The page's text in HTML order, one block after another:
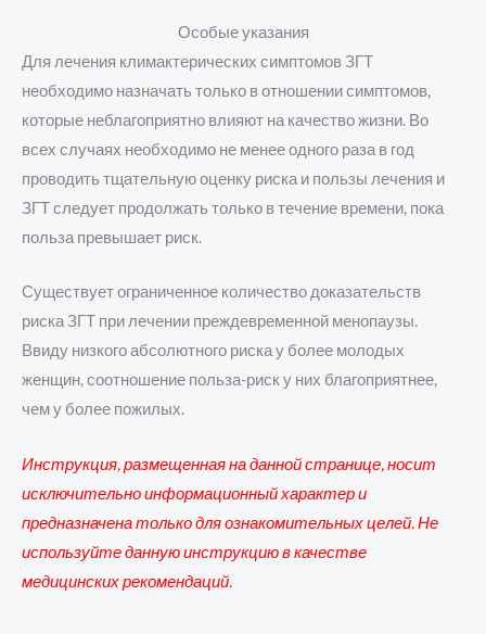
Особые указания
Для лечения климактерических симптомов ЗГТ
необходимо назначать только в отношении симптомов,
которые неблагоприятно влияют на качество жизни. Во
всех случаях необходимо не менее одного раза в год
проводить тщательную оценку риска и пользы лечения и
ЗГТ следует продолжать только в течение времени, пока
польза превышает риск.
Существует ограниченное количество доказательств
риска ЗГТ при лечении преждевременной менопаузы.
Ввиду низкого абсолютного риска у более молодых
женщин, соотношение польза-риск у них благоприятнее,
чем у более пожилых.
Инструкция, размещенная на данной странице, носит
исключительно информационный характер и
предназначена только для ознакомительных целей. Не
используйте данную инструкцию в качестве
медицинских рекомендаций.